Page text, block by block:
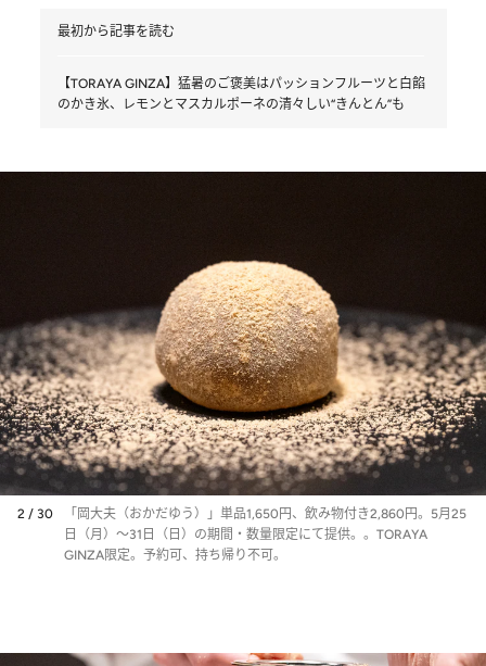
最初から記事を読む
【TORAYA GINZA】猛暑のご褒美はパッションフルーツと白餡
のかき氷、レモンとマスカルポーネの清々しい“きんとん”も
2 / 30
「岡大夫（おかだゆう）」単品1,650円、飲み物付き2,860円。5月25
日（月）～31日（日）の期間・数量限定にて提供。。TORAYA
GINZA限定。予約可、持ち帰り不可。